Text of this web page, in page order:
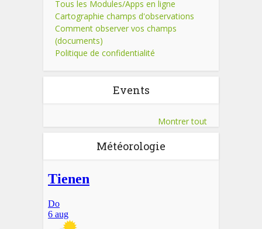
Tous les Modules/Apps en ligne
Cartographie champs d'observations
Comment observer vos champs
(documents)
Politique de confidentialité
Events
Montrer tout
Météorologie